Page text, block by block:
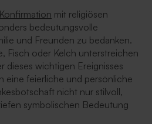
mit religiösen
bedeutungsvolle
und Freunden zu bedanken.
Fisch oder Kelch unterstreichen
dieses wichtigen Ereignisses
eine feierliche und persönliche
nicht nur stilvoll,
symbolischen Bedeutung